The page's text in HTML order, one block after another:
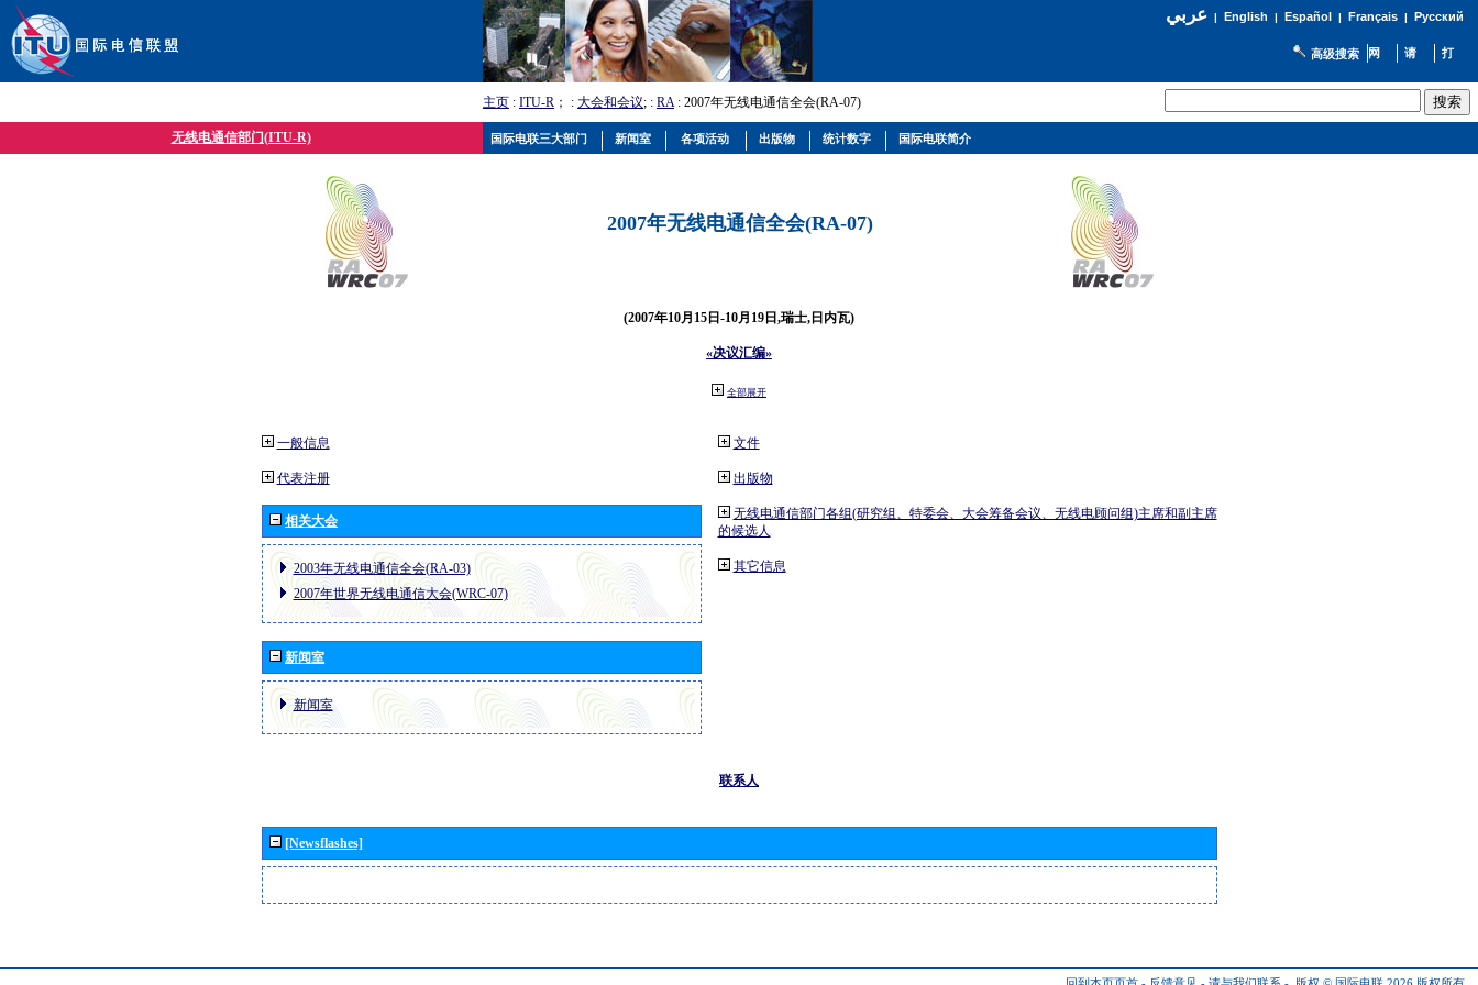
عربي| English | Español | Français| Русский
高级搜索
主页 : ITU-R ； : 大会和会议; : RA: 2007年无线电通信全会(RA-07)
无线电通信部门(ITU-R)
2007年无线电通信全会(RA-07)
(2007年10月15日-10月19日,瑞士,日内瓦)
«决议汇编»
全部展开
一般信息
代表注册
相关大会
2003年无线电通信全会(RA-03)
2007年世界无线电通信大会(WRC-07)
新闻室
新闻室
文件
出版物
无线电通信部门各组(研究组、特委会、大会筹备会议、无线电顾问组)主席和副主席
的候选人
其它信息
联系人
[Newsflashes]
国际电联三大部门 新闻室 各项活动 出版物 统计数字 国际电联简介